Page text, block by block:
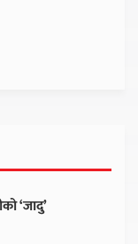
‘जादु’